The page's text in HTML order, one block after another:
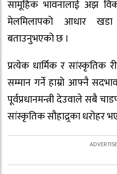
सामूहिक भावनालाई अझ
मेलमिलापको आधार
बताउनुभएको छ ।
प्रत्येक धार्मिक र सांस्कृतिक
सम्मान गर्ने हाम्रो आफ्नै
पूर्वप्रधानमन्त्री देउवाले सबै
सांस्कृतिक सौहाद्र्रका धरोहर